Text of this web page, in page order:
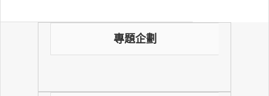
專題企劃